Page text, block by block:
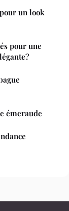
un look
pour une
émeraude